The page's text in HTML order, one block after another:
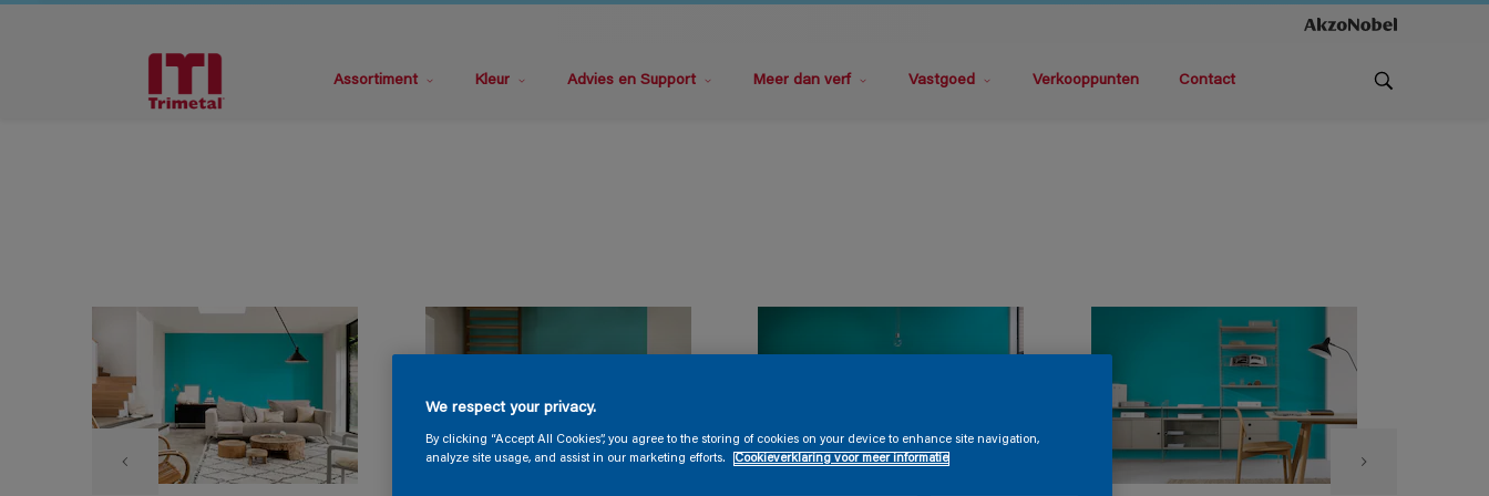
Assortiment Kleur Advies en Support Meer dan verf Vastgoed Verkooppunten Contact
We respect your privacy.
By clicking “Accept All Cookies”, you agree to the storing of cookies on your device to enhance site navigation,
analyze site usage, and assist in our marketing efforts.
Cookieverklaring voor meer informatie